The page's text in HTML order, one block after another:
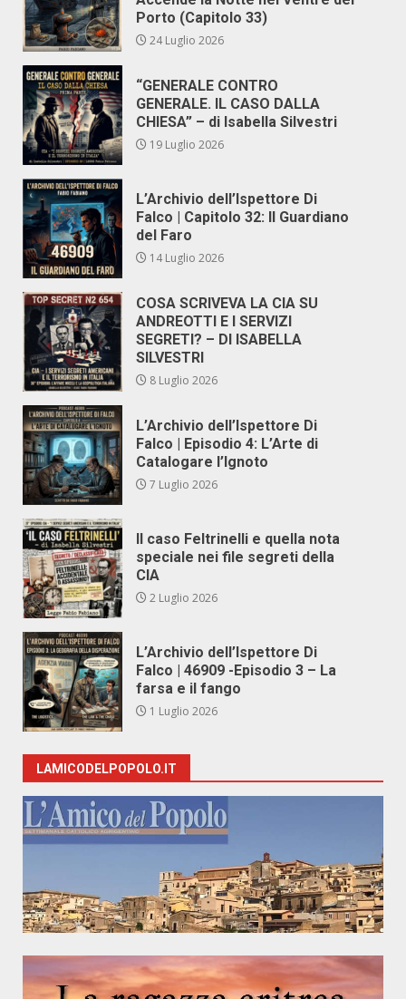
Porto (Capitolo 33)
24 Luglio 2026
“GENERALE CONTRO
GENERALE. IL CASO DALLA
CHIESA” – di Isabella Silvestri
19 Luglio 2026
L’Archivio dell’Ispettore Di
Falco | Capitolo 32: Il Guardiano
del Faro
14 Luglio 2026
COSA SCRIVEVA LA CIA SU
ANDREOTTI E I SERVIZI
SEGRETI? – DI ISABELLA
SILVESTRI
8 Luglio 2026
L’Archivio dell’Ispettore Di
Falco | Episodio 4: L’Arte di
Catalogare l’Ignoto
7 Luglio 2026
Il caso Feltrinelli e quella nota
speciale nei file segreti della
CIA
2 Luglio 2026
L’Archivio dell’Ispettore Di
Falco | 46909 -Episodio 3 – La
farsa e il fango
1 Luglio 2026
LAMICODELPOPOLO.IT